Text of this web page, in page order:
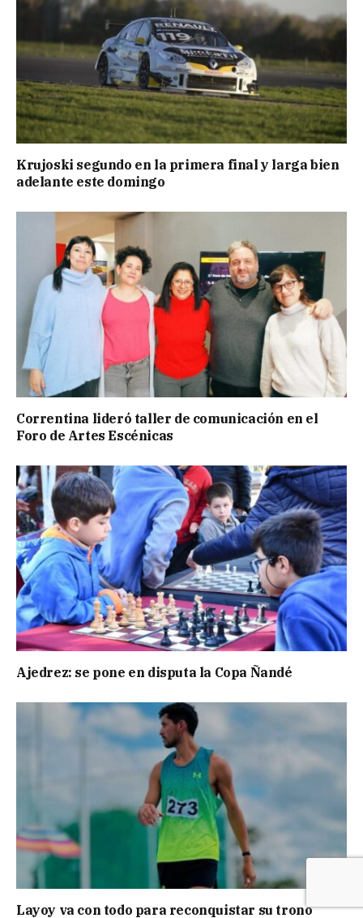
Krujoski segundo en la primera final y larga bien
adelante este domingo
Correntina lideró taller de comunicación en el
Foro de Artes Escénicas
Ajedrez: se pone en disputa la Copa Ñandé
Layoy va con todo para reconquistar su trono